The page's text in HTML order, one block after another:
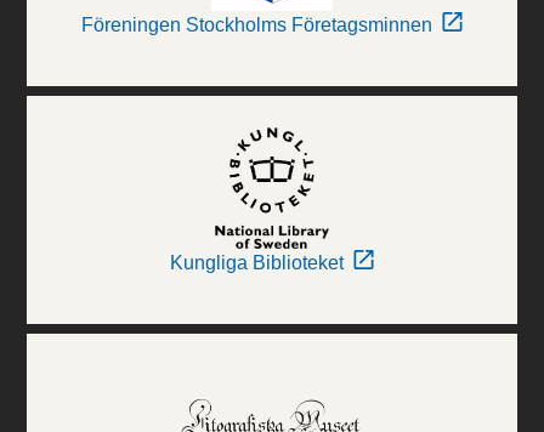
Föreningen Stockholms Företagsminnen
Kungliga Biblioteket